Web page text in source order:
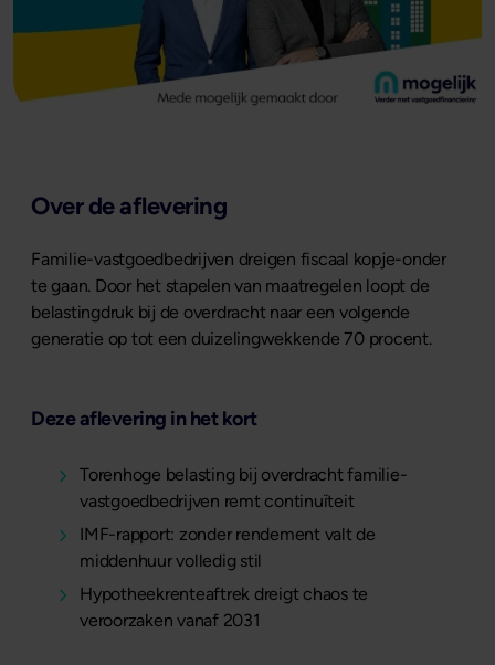
Over de aflevering
Familie-vastgoedbedrijven dreigen fiscaal kopje-onder
te gaan. Door het stapelen van maatregelen loopt de
belastingdruk bij de overdracht naar een volgende
generatie op tot een duizelingwekkende 70 procent.
Deze aflevering in het kort
Torenhoge belasting bij overdracht familie-
vastgoedbedrijven remt continuïteit
IMF-rapport: zonder rendement valt de
middenhuur volledig stil
Hypotheekrenteaftrek dreigt chaos te
veroorzaken vanaf 2031